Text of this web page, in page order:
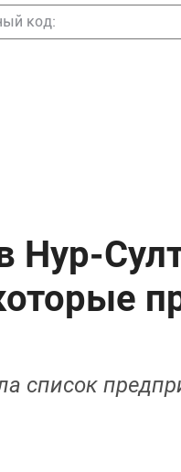
Нур-
список